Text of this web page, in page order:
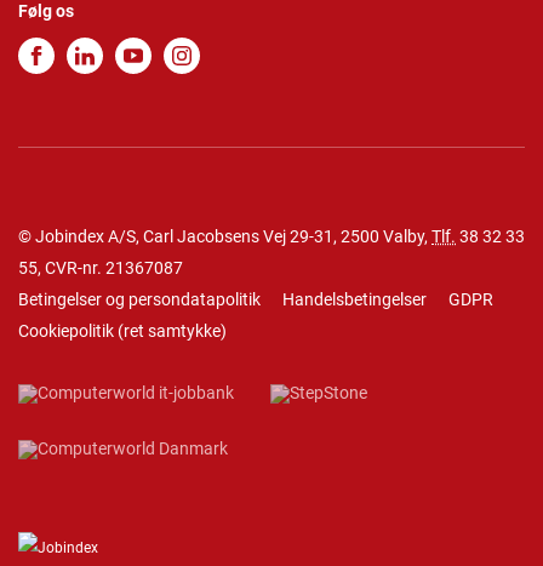
Følg os
© Jobindex A/S, Carl Jacobsens Vej 29-31, 2500 Valby, Tlf. 38 32 33
55, CVR-nr. 21367087
Betingelser og persondatapolitik
Handelsbetingelser
GDPR
Cookiepolitik (ret samtykke)